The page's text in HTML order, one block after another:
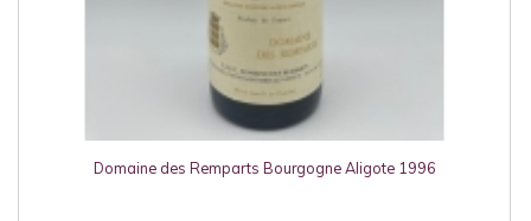
Domaine des Remparts Bourgogne Aligote 1996